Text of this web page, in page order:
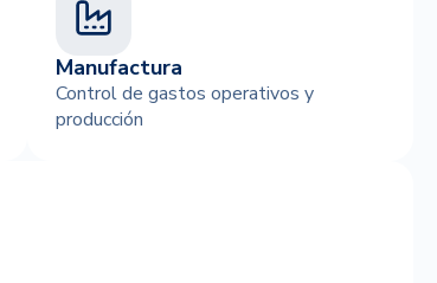
Manufactura
Control de gastos operativos y
producción